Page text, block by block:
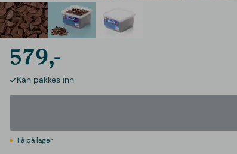
579,-
Kan pakkes inn
Få på lager